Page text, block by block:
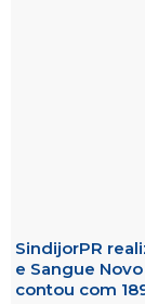
SindijorPR
e Sangue
contou com